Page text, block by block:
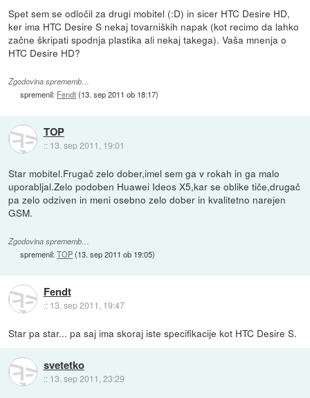
Spet sem se odločil za drugi mobitel (:D) in sicer HTC Desire HD,
ker ima HTC Desire S nekaj tovarniških napak (kot recimo da lahko
začne škripati spodnja plastika ali nekaj takega). Vaša mnenja o
HTC Desire HD?
Zgodovina sprememb…
spremenil: Fendt(13. sep 2011 ob 18:17)
TOP
:: 13. sep 2011, 19:01
Star mobitel.Frugač zelo dober,imel sem ga v rokah in ga malo
uporabljal.Zelo podoben Huawei Ideos X5,kar se oblike tiče,drugač
pa zelo odziven in meni osebno zelo dober in kvalitetno narejen
GSM.
Zgodovina sprememb…
spremenil:TOP(13. sep 2011 ob 19:05)
Fendt
:: 13. sep 2011, 19:47
Star pa star... pa saj ima skoraj iste specifikacije kot HTC Desire S.
svetetko
:: 13. sep 2011, 23:29